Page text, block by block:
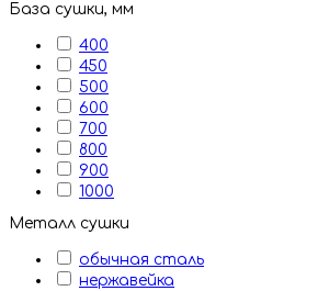
База сушки, мм
400
450
500
600
700
800
900
1000
Металл сушки
обычная сталь
нержавейка